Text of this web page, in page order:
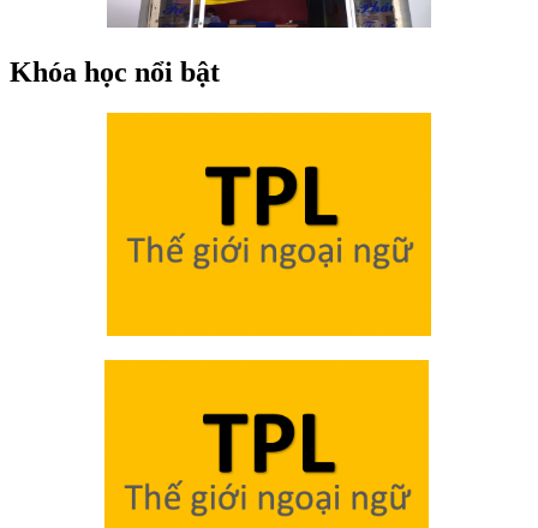
Khóa học nổi bật